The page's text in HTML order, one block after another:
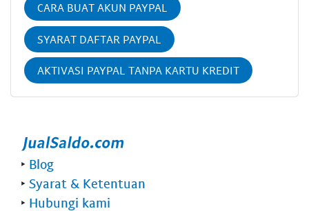
CARA BUAT AKUN PAYPAL
SYARAT DAFTAR PAYPAL
AKTIVASI PAYPAL TANPA KARTU KREDIT
‣ Blog
‣ Syarat & Ketentuan
‣ Hubungi kami